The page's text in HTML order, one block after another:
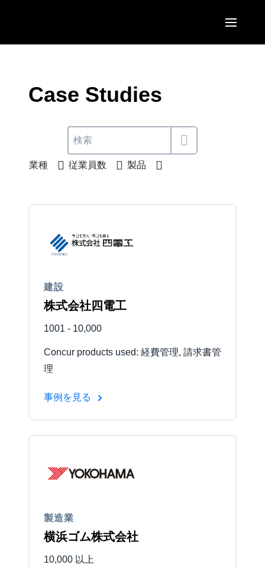
United States (English)
Canada (Français)
México (Español)
EUROPE
France (Français)
Deutschland (Deutsch)
Sweden (English)
Belgium (English)
ASIA PACIFIC
Australia (English)
Case Studies
業種 従業員数 製品
建設
株式会社四電工
1001 - 10,000
Concur products used: 経費管理, 請求書管
理
事例を見る
製造業
横浜ゴム株式会社
10,000 以上